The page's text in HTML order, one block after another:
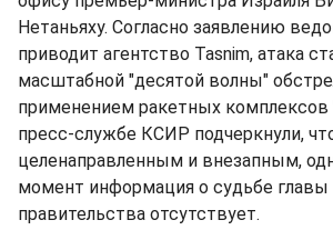
Нетаньяху. Согласно заявлению
приводит агентство Tasnim, атака
масштабной "десятой волны"
применением ракетных комплексов
пресс-службе КСИР подчеркнули,
целенаправленным и внезапным,
момент информация о судьбе главы
правительства отсутствует.